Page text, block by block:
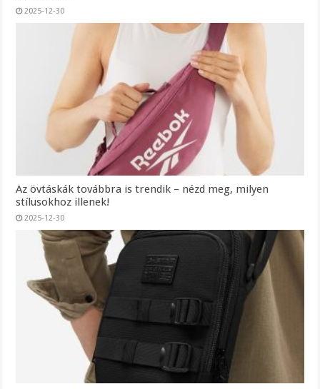
2025-12-30
Az övtáskák továbbra is trendik – nézd meg, milyen
stílusokhoz illenek!
2025-12-30